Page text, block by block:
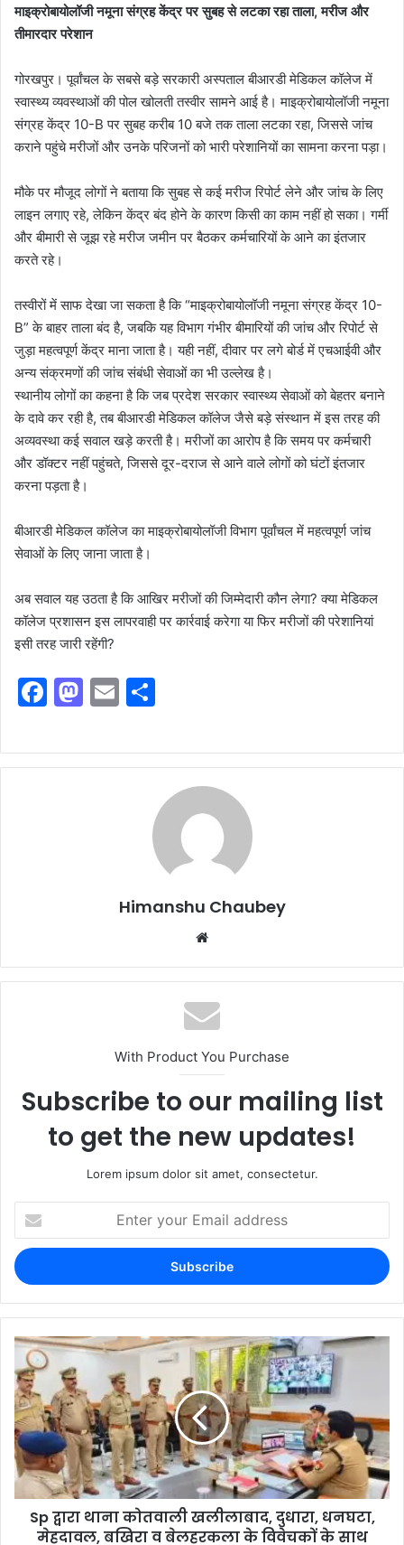
माइक्रोबायोलॉजी नमूना संग्रह केंद्र पर सुबह से लटका रहा ताला, मरीज और
तीमारदार परेशान
गोरखपुर। पूर्वांचल के सबसे बड़े सरकारी अस्पताल बीआरडी मेडिकल कॉलेज में
स्वास्थ्य व्यवस्थाओं की पोल खोलती तस्वीर सामने आई है। माइक्रोबायोलॉजी नमूना
संग्रह केंद्र 10-B पर सुबह करीब 10 बजे तक ताला लटका रहा, जिससे जांच
कराने पहुंचे मरीजों और उनके परिजनों को भारी परेशानियों का सामना करना पड़ा।
मौके पर मौजूद लोगों ने बताया कि सुबह से कई मरीज रिपोर्ट लेने और जांच के लिए
लाइन लगाए रहे, लेकिन केंद्र बंद होने के कारण किसी का काम नहीं हो सका। गर्मी
और बीमारी से जूझ रहे मरीज जमीन पर बैठकर कर्मचारियों के आने का इंतजार
करते रहे।
तस्वीरों में साफ देखा जा सकता है कि “माइक्रोबायोलॉजी नमूना संग्रह केंद्र 10-
B” के बाहर ताला बंद है, जबकि यह विभाग गंभीर बीमारियों की जांच और रिपोर्ट से
जुड़ा महत्वपूर्ण केंद्र माना जाता है। यही नहीं, दीवार पर लगे बोर्ड में एचआईवी और
अन्य संक्रमणों की जांच संबंधी सेवाओं का भी उल्लेख है।
स्थानीय लोगों का कहना है कि जब प्रदेश सरकार स्वास्थ्य सेवाओं को बेहतर बनाने
के दावे कर रही है, तब बीआरडी मेडिकल कॉलेज जैसे बड़े संस्थान में इस तरह की
अव्यवस्था कई सवाल खड़े करती है। मरीजों का आरोप है कि समय पर कर्मचारी
और डॉक्टर नहीं पहुंचते, जिससे दूर-दराज से आने वाले लोगों को घंटों इंतजार
करना पड़ता है।
बीआरडी मेडिकल कॉलेज का माइक्रोबायोलॉजी विभाग पूर्वांचल में महत्वपूर्ण जांच
सेवाओं के लिए जाना जाता है।
अब सवाल यह उठता है कि आखिर मरीजों की जिम्मेदारी कौन लेगा? क्या मेडिकल
कॉलेज प्रशासन इस लापरवाही पर कार्रवाई करेगा या फिर मरीजों की परेशानियां
इसी तरह जारी रहेंगी?
F
c
e
M
st
o
E
ai
l
ar
e
Himanshu Chaubey
With Product You Purchase
Subscribe to our mailing list
to get the new updates!
Lorem ipsum dolor sit amet, consectetur.
Sp द्वारा थाना कोतवाली खलीलाबाद, दुधारा, धनघटा,
मेहदावल, बखिरा व बेलहरकला के विवेचकों के साथ